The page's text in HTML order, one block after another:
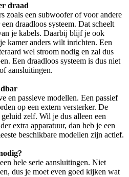
draad
zoals een subwoofer of voor andere
draadloos systeem. Dat scheelt
je kabels. Daarbij blijf je ook
kamer anders wilt inrichten. Een
wel stroom nodig en zal dus
Een draadloos systeem is dus niet
aansluitingen.
en passieve modellen. Een passief
op een extern versterker. De
zelf. Wil je dus alleen een
extra apparatuur, dan heb je een
beschikbare modellen zijn actief.
hele serie aansluitingen. Niet
dus je moet even goed kijken wat